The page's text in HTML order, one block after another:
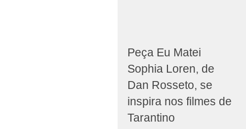
Peça Eu Matei
Sophia Loren, de
Dan Rosseto, se
inspira nos filmes de
Tarantino